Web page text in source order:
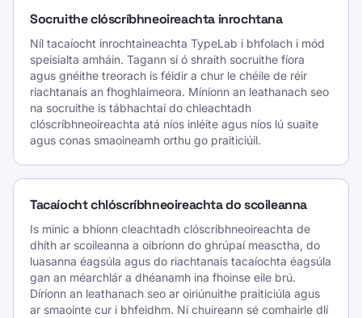
Socruithe clóscríbhneoireachta inrochtana
Níl tacaíocht inrochtaineachta TypeLab i bhfolach i mód
speisialta amháin. Tagann sí ó shraith socruithe fíora
agus gnéithe treorach is féidir a chur le chéile de réir
riachtanais an fhoghlaimeora. Míníonn an leathanach seo
na socruithe is tábhachtaí do chleachtadh
clóscríbhneoireachta atá níos inléite agus níos lú suaite
agus conas smaoineamh orthu go praiticiúil.
Tacaíocht chlóscríbhneoireachta do scoileanna
Is minic a bhíonn cleachtadh clóscríbhneoireachta de
dhíth ar scoileanna a oibríonn do ghrúpaí measctha, do
luasanna éagsúla agus do riachtanais tacaíochta éagsúla
gan an méarchlár a dhéanamh ina fhoinse eile brú.
Díríonn an leathanach seo ar oiriúnuithe praiticiúla agus
ar smaointe cur i bhfeidhm. Ní chuireann sé comhairle dlí